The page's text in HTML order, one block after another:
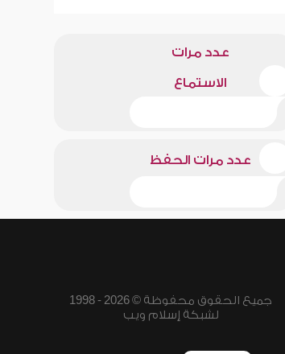
عدد مرات
الاستماع
عدد مرات الحفظ
جميع الحقوق محفوظة © 2026 - 1998
لشبكة إسلام ويب